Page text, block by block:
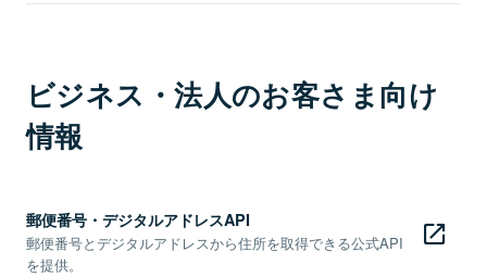
ビジネス・法人のお客さま向け
情報
郵便番号・デジタルアドレスAPI
郵便番号とデジタルアドレスから住所を取得できる公式API
を提供。